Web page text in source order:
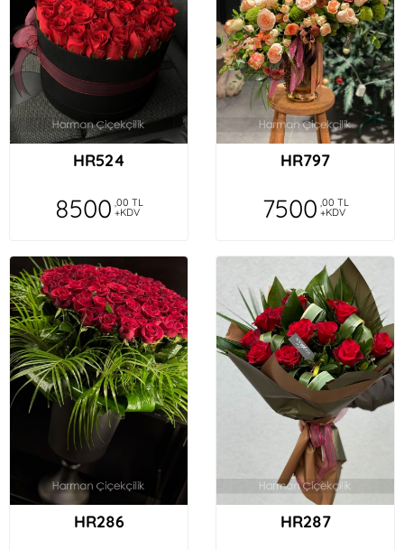
HR524
8500 ,00 TL
+KDV
HR797
7500 ,00 TL
+KDV
HR286 HR287